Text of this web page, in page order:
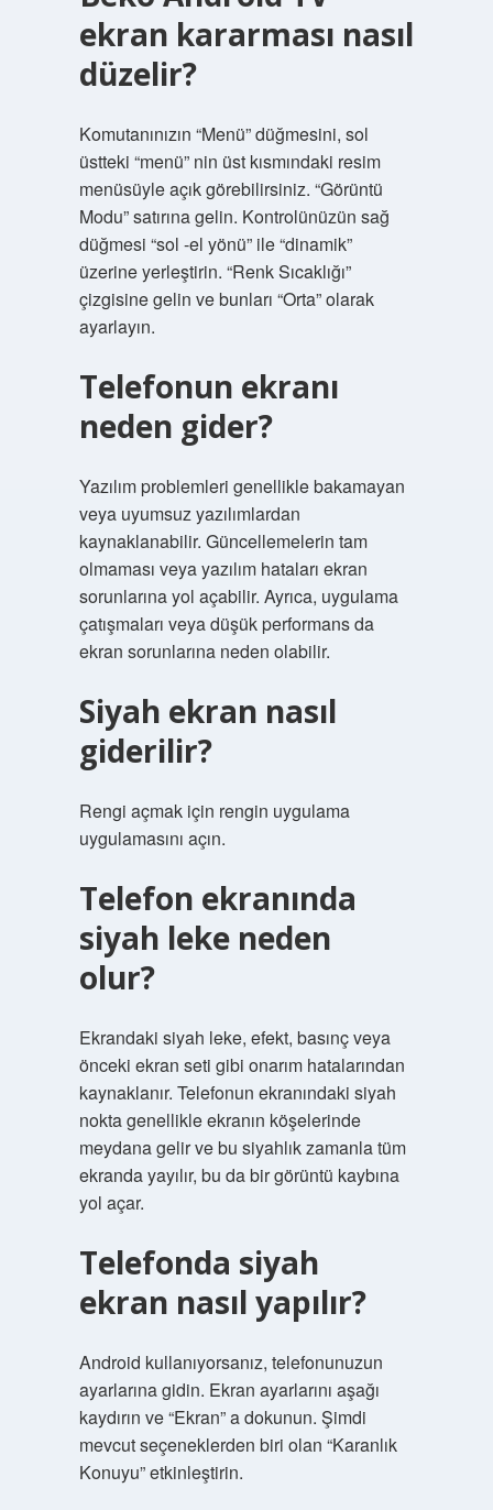
ekran kararması nasıl
düzelir?
Komutanınızın “Menü” düğmesini, sol
üstteki “menü” nin üst kısmındaki resim
menüsüyle açık görebilirsiniz. “Görüntü
Modu” satırına gelin. Kontrolünüzün sağ
düğmesi “sol -el yönü” ile “dinamik”
üzerine yerleştirin. “Renk Sıcaklığı”
çizgisine gelin ve bunları “Orta” olarak
ayarlayın.
Telefonun ekranı
neden gider?
Yazılım problemleri genellikle bakamayan
veya uyumsuz yazılımlardan
kaynaklanabilir. Güncellemelerin tam
olmaması veya yazılım hataları ekran
sorunlarına yol açabilir. Ayrıca, uygulama
çatışmaları veya düşük performans da
ekran sorunlarına neden olabilir.
Siyah ekran nasıl
giderilir?
Rengi açmak için rengin uygulama
uygulamasını açın.
Telefon ekranında
siyah leke neden
olur?
Ekrandaki siyah leke, efekt, basınç veya
önceki ekran seti gibi onarım hatalarından
kaynaklanır. Telefonun ekranındaki siyah
nokta genellikle ekranın köşelerinde
meydana gelir ve bu siyahlık zamanla tüm
ekranda yayılır, bu da bir görüntü kaybına
yol açar.
Telefonda siyah
ekran nasıl yapılır?
Android kullanıyorsanız, telefonunuzun
ayarlarına gidin. Ekran ayarlarını aşağı
kaydırın ve “Ekran” a dokunun. Şimdi
mevcut seçeneklerden biri olan “Karanlık
Konuyu” etkinleştirin.